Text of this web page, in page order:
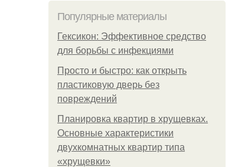
Популярные материалы
Гексикон: Эффективное средство
для борьбы с инфекциями
Просто и быстро: как открыть
пластиковую дверь без
повреждений
Планировка квартир в хрущевках.
Основные характеристики
двухкомнатных квартир типа
«хрущевки»